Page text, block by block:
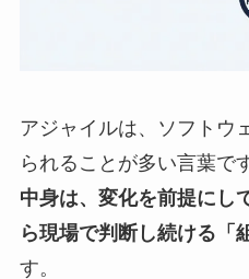
アジャイルは、ソフトウ
られることが多い言葉で
中身は、変化を前提にし
ら現場で判断し続ける「
す。